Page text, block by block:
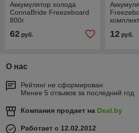
Аккумулятор холода
ConnaBride Freezeboard
800г
62 руб. 12руб.
О нас
Рейтинг не сформирован
Менее 5 отзывов за последний год
Компания продает на Deal.by
Работает с 12.02.2012